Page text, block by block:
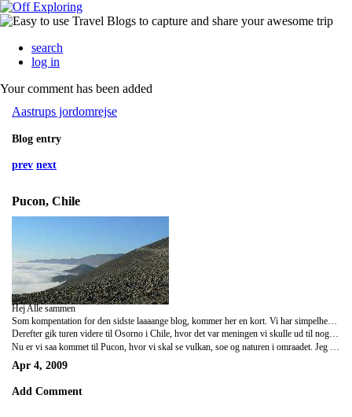
search
log in
Your comment has been added
Aastrups jordomrejse
Blog entry
prev next
Pucon, Chile
Hej Alle sammen
Som kompentation for den sidste laaaange blog, kommer her en kort. Vi har simpelhen ikke lavet noget! farvel......nej, men taet paa. Efter de oemme ben pga trekking tog vi nogle dages slapper i Bariloche. Fik ordnet lidt praktisk vasket toej og hamstret mad (pasta, ris og havregryn), der var gratis. Den ene aften besluttede vi os for at vi skulle hygge, saa vi tog i biffen og saa Benjamin Button. Det var lige en toesefilm vi havde brug for.
Derefter gik turen videre til Osorno i Chile, hvor det var meningen vi skulle ud til nogle varmekilder ( med helbredende virkning). De viste sig hurtigt at vaere en kaempe pool med varmt vand forsynes fra vulkaner. Den helbredende virkning kom af at man skulle sidde i det i 10 min, skylle sig i koldt vand, gaa i igen osv. Det var ikke lige forestillingen, saa vi reserverede en busbillet videre til Pucon dagen efter. Osorno var dog ikke helt udulig. Vi fik shoppet en masse, som der absolut ikke er plads til i tasken.....ved ikke helt hvad jeg skal goere:-( Helene fik koebt nogle nye kondi sko, som virkelig ogsaa var tiltraengt. De lugtede og var uden saal paa hoejre sko. Hendes lette sko, traengte endnu mere, saa de blev ogsaa lige udskiftet. Jeg selv koebte et rigtig fint halstoerklaede, som jeg jo selvfoelgelig ikke kunne undvaere :-)
Apr 4, 2009
Add Comment